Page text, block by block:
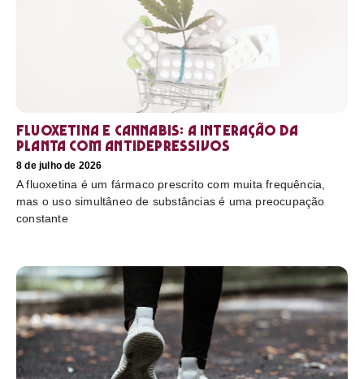
Fluoxetina e Cannabis: a interação da
planta com antidepressivos
8 de julho de 2026
A fluoxetina é um fármaco prescrito com muita frequência,
mas o uso simultâneo de substâncias é uma preocupação
constante